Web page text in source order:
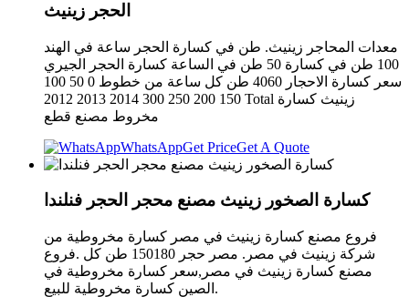
الحجر زينيث
معدات المحاجر زينيث. طن في كسارة الحجر ساعة في الهند
100 طن في كسارة 50 طن في الساعة كسارة الحجر الجيري
سعر كسارة الاحجار 4060 طن كل ساعة من خطوط 0 50 100
150 200 250 300 2014 2013 2012 Total زينيث كسارة
مخروط مصنع قطع
WhatsAppGet PriceGet A Quote
كسارة الصخور زينيث مصنع محجر الحجر فنلندا
فروع مصنع كسارة زينيث في مصر كسارة مخروطية من
شركة زينيث في مصر. مصر حجر 150180 طن كل .فروع
مصنع كسارة زينيث في مصر,سعر كسارة مخروطية في
الصين كسارة مخروطية للبيع.